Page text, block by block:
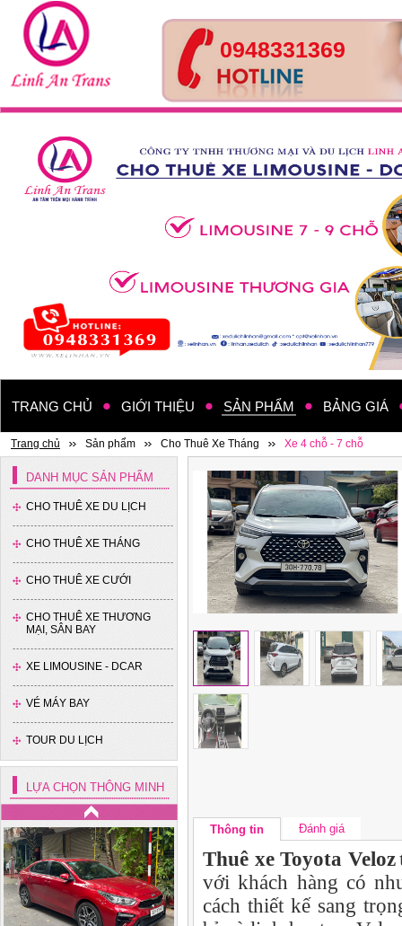
0948331369
TRANG CHỦ GIỚI THIỆU SẢN PHẨM BẢNG GIÁ
Trang chủ Sản phẩm Cho Thuê Xe Tháng Xe 4 chỗ - 7 chỗ
DANH MỤC SẢN PHẨM
CHO THUÊ XE DU LỊCH
CHO THUÊ XE THÁNG
CHO THUÊ XE CƯỚI
CHO THUÊ XE THƯƠNG
MẠI, SÂN BAY
XE LIMOUSINE - DCAR
VÉ MÁY BAY
TOUR DU LỊCH
LỰA CHỌN THÔNG MINH
Thông tin Đánh giá
Thuê xe Toyota Veloz
với khách hàng có
cách thiết kế sang